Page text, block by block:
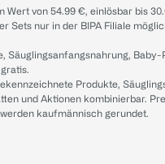
von 54.99 €, einlösbar bis
nur in der BIPA Filiale
Säuglingsanfangsnahrung,
Produkte,
und Aktionen kombinierbar.
kaufmännisch gerundet.